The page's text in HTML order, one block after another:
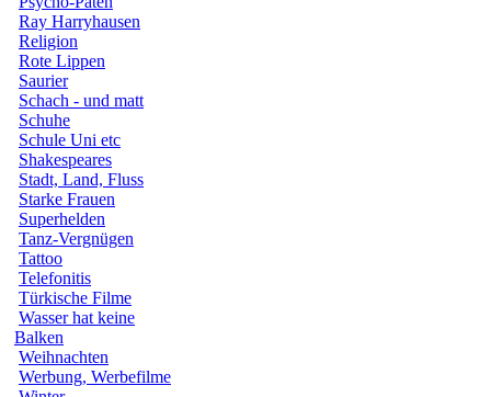
Ray Harryhausen
Religion
Rote Lippen
Saurier
Schach - und matt
Schuhe
Schule Uni etc
Shakespeares
Stadt, Land, Fluss
Starke Frauen
Superhelden
Tanz-Vergnügen
Tattoo
Telefonitis
Türkische Filme
Wasser hat keine
Balken
Weihnachten
Werbung, Werbefilme